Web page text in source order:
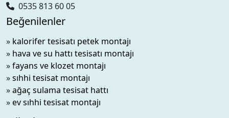
0535 813 60 05
Beğenilenler
» kalorifer tesisatı petek montajı
» hava ve su hattı tesisatı montajı
»fayans ve klozet montajı
»sıhhi tesisat montajı
»ağaç sulama tesisat hattı
»ev sıhhi tesisat montajı